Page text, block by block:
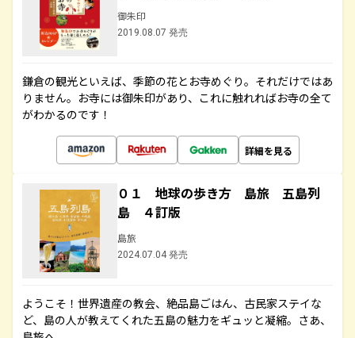
御朱印
2019.08.07 発売
鎌倉の観光といえば、季節の花とお寺めぐり。それだけではあ
りません。お寺には御朱印があり、これに触れればお寺の全て
がわかるのです！
詳細を見る
０１ 地球の歩き方 島旅 五島列
島 ４訂版
島旅
2024.07.04 発売
ようこそ！世界遺産の教会、絶品島ごはん、古民家ステイな
ど、島の人が教えてくれた五島の魅力をギュッと凝縮。さあ、